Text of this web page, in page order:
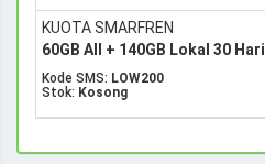
KUOTA SMARFREN
60GB All + 140GB Lokal 30 Hari
Kode SMS: LOW200
Stok: Kosong